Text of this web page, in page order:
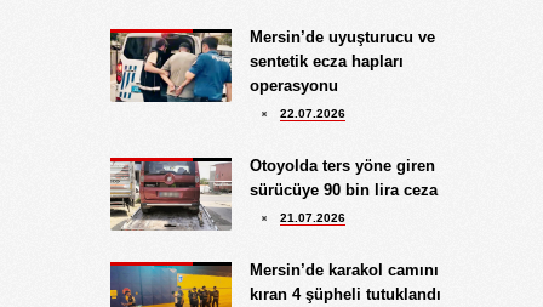
5.09.2025
UNUTUŞUN MERHAMETSİZLİĞİ
Hediye Eroğlu
İŞGALCİ GÖRÜNÜMLÜ HALK!
Koray Ünlü
10.09.2024
Mersin’de uyuşturucu ve
sentetik ecza hapları
operasyonu
22.07.2026
Otoyolda ters yöne giren
sürücüye 90 bin lira ceza
21.07.2026
Mersin’de karakol camını
kıran 4 şüpheli tutuklandı